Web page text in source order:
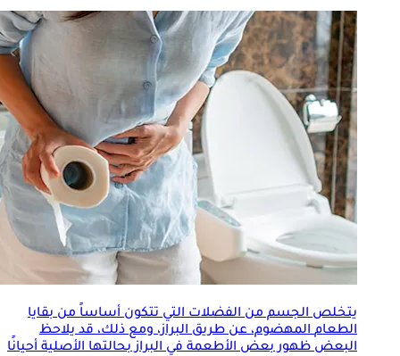
يتخلص الجسم من الفضلات التي تتكون أساساً من بقايا
الطعامالمهضوم، عن طريق البراز، ومع ذلك، قد يلاحظ
البعض ظهور بعض الأطعمة في البراز بحالتها الأصلية أحيانًا